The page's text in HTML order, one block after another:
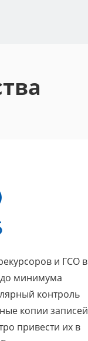
должно
позиции
и ГСО в
минимума
контроль
копии записей
привести их в